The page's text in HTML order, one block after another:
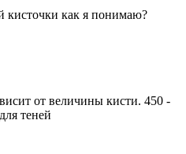
кисточки как я понимаю?
от величины кисти. 450 -
теней